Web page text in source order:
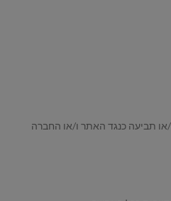
או תביעה כנגד האתר ו/או החברה